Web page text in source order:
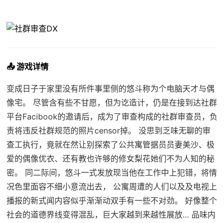
📤 游戏详情
变成日子于家里没有所件事里侧的悠斗称为个电脑天才与偶
像宅。 尽管含有些不甘愿，但为讫造计，仍是在接到达社群
平台Facibook的邀请后，成为了审查构成的社群审查员，负
责将违反社群规范的照片censor掉。 没思到乏味无聊的审
查工执行，竟就在然让别探索了公共寓管据员员妻美沙、极
爱的偶像优衣、还有教也许够的修女梨花她们不为人知的秘
密。 同二际间，悠斗一式发放现当他在工作中上犯错，将情
况色里面容不细小意流出去， 公寓周遭的人们以及及电视上
播报的新式闻内容似乎渐渐动双手有一些不对劲。 好像整个
社会的道德界线变得混乱，巨大家越到来越性展放… 品味内